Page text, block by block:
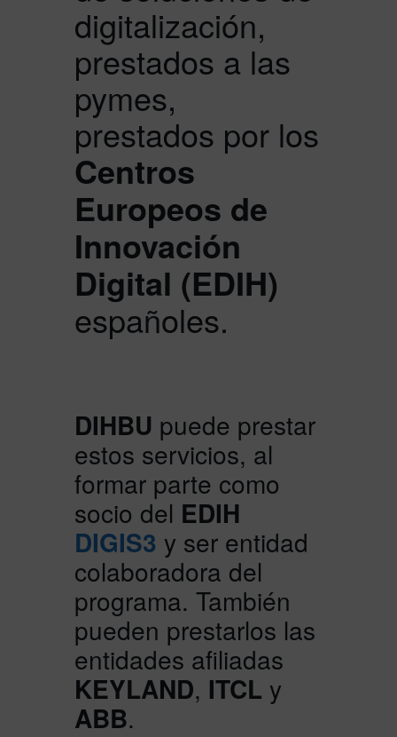
digitalización,
prestados a las
pymes,
prestados por los
Centros
Europeos de
Innovación
Digital (EDIH)
españoles.
DIHBU puede prestar
estos servicios, al
formar parte como
socio del EDIH
DIGIS3 y ser entidad
colaboradora del
programa. También
pueden prestarlos las
entidades afiliadas
KEYLAND, ITCL y
ABB.